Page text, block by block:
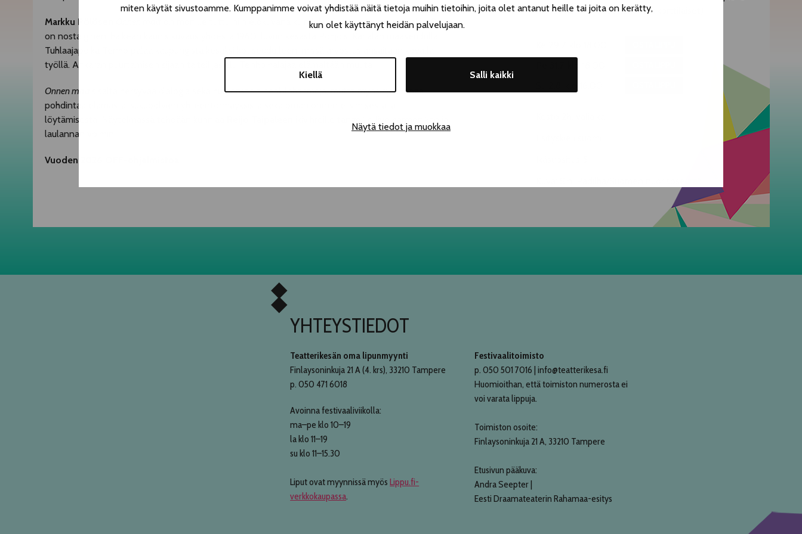
miten käytät sivustoamme. Kumppanimme voivat yhdistää näitä tietoja muihin tietoihin, joita olet antanut heille tai joita on kerätty,
kun olet käyttänyt heidän palvelujaan.
Kiellä Salli kaikki
Näytä tiedot ja muokkaa
Markku Pölösen
on monille tuttu niin elokuvana kuin lukuisina teatteriversioinakin. Se
on nostalginen, haikean kaunis kuvaus yhdestä 1960-luvun kesästä Pohjois-Karjalan maaseudulla.
Tuhlaajapoika Tenho palaa kaupungista kesäksi kotiseudulleen, missä arvostus ansaitaan kovalla
työllä. Ankaran puurtamisen sijaan taiteilijasielu Tenho halajaa elämältään muuta.
Onnen maa
sisältä hersyvää dialogia sekä humoristisia henkilöhahmoja, mutta myös syvempää
pohdintaa elämästä, sukupolvien yhteentörmäyksistä sekä oman onnen etsimisestä ja
löytämisestä. Näytelmässä tehdään kunniaa
laulannan voimin.
Vuoden 2026 OFF-ohjelmistoa
lapset (alle 14-vuotiaat & rinkikorttilaiset)
YHTEYSTIEDOT
Teatterikesän oma lipunmyynti
Finlaysoninkuja 21 A (4. krs), 33210 Tampere
p. 050 471 6018
Avoinna festivaaliviikolla:
ma–pe klo 10–19
la klo 11–19
su klo 11–15.30
Liput ovat myynnissä myösLippu.fi-
verkkokaupassa.
Festivaalitoimisto
p. 050 501 7016 | info@teatterikesa.fi
Huomioithan, että toimiston numerosta ei
voi varata lippuja.
Toimiston osoite:
Finlaysoninkuja 21 A, 33210 Tampere
Etusivun pääkuva:
Andra Seepter |
Eesti Draamateaterin Rahamaa-esitys